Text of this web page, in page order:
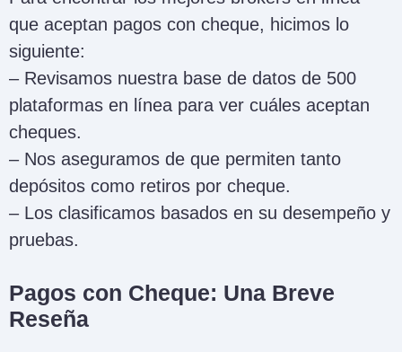
que aceptan pagos con cheque, hicimos lo
siguiente:
– Revisamos nuestra base de datos de 500
plataformas en línea para ver cuáles aceptan
cheques.
– Nos aseguramos de que permiten tanto
depósitos como retiros por cheque.
– Los clasificamos basados en su desempeño y
pruebas.
Pagos con Cheque: Una Breve
Reseña